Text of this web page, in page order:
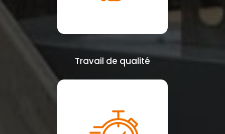
Travail de qualité